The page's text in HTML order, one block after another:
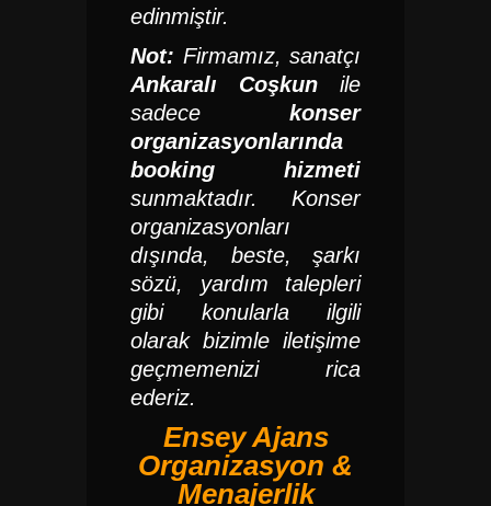
edinmiştir.
Not: Firmamız, sanatçı
Ankaralı Coşkun ile
sadece konser
organizasyonlarında
booking hizmeti
sunmaktadır. Konser
organizasyonları
dışında, beste, şarkı
sözü, yardım talepleri
gibi konularla ilgili
olarak bizimle iletişime
geçmemenizi rica
ederiz.
Ensey Ajans
Organizasyon &
Menajerlik